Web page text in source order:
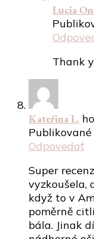
Lucia
Thank
Kateřina L.
Publikované
Odpovedať
Super
vyzkoušela,
když to v
poměrně
bála. Jinak